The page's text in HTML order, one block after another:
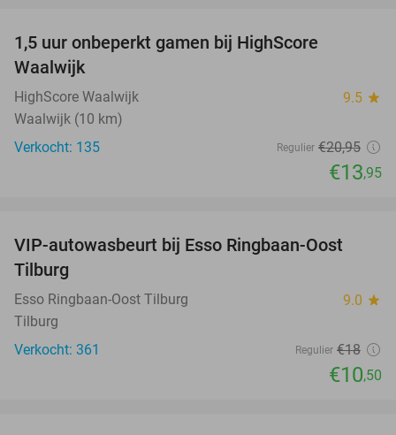
1,5 uur onbeperkt gamen bij HighScore
Waalwijk
HighScore Waalwijk 9.5 star
Waalwijk (10 km)
Verkocht: 135
Regulier €20,95
€13,95
42%
VIP-autowasbeurt bij Esso Ringbaan-Oost
Tilburg
Esso Ringbaan-Oost Tilburg 9.0 star
Tilburg
Verkocht: 361
Regulier €18
€10,50